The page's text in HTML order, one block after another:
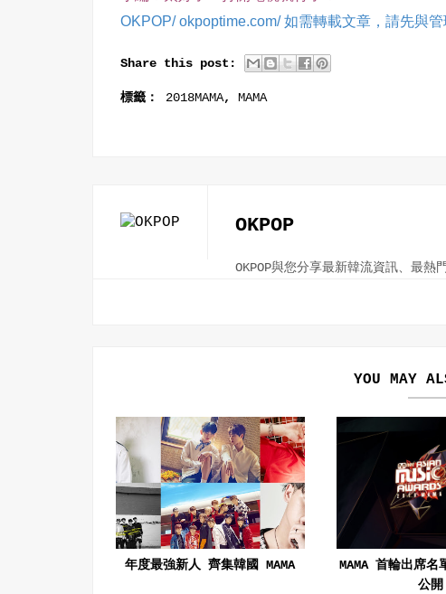
OKPOP/ okpoptime.com/ 如需轉載文章，請先與管
Share this post:
標籤： 2018MAMA, MAMA
OKPOP
OKPOP與您分享最新韓流資訊、最熱
YOU MAY
年度最強新人 齊集韓國 MAMA
MAMA 首輪出席
公開